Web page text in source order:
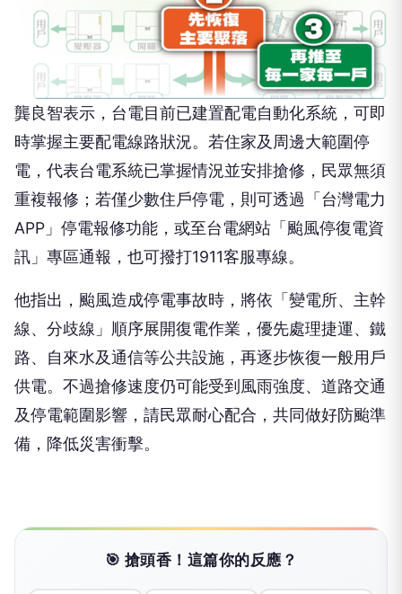
龔良智表示，台電目前已建置配電自動化系統，可即
時掌握主要配電線路狀況。若住家及周邊大範圍停
電，代表台電系統已掌握情況並安排搶修，民眾無須
重複報修；若僅少數住戶停電，則可透過「台灣電力
APP」停電報修功能，或至台電網站「颱風停復電資
訊」專區通報，也可撥打1911客服專線。
他指出，颱風造成停電事故時，將依「變電所、主幹
線、分歧線」順序展開復電作業，優先處理捷運、鐵
路、自來水及通信等公共設施，再逐步恢復一般用戶
供電。不過搶修速度仍可能受到風雨強度、道路交通
及停電範圍影響，請民眾耐心配合，共同做好防颱準
備，降低災害衝擊。
🎯 搶頭香！這篇你的反應？